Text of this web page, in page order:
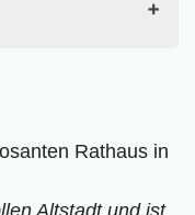
Altstadt und ist